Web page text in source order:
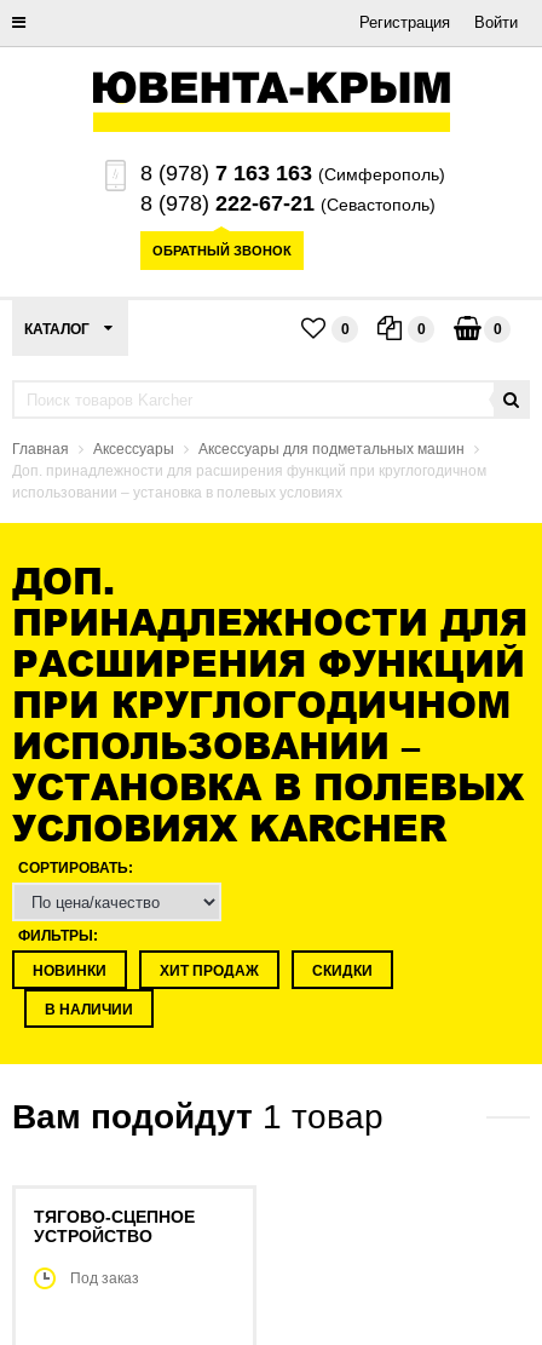
Регистрация Войти
8 (978) 7 163 163 (Симферополь)
8 (978) 222-67-21 (Севастополь)
ОБРАТНЫЙ ЗВОНОК
КАТАЛОГ 0 0 0
Главная Аксессуары
Аксессуары для подметальных машин
Доп. принадлежности для расширения функций при круглогодичном
использовании – установка в полевых условиях
ДОП.
ПРИНАДЛЕЖНОСТИ ДЛЯ
РАСШИРЕНИЯ ФУНКЦИЙ
ПРИ КРУГЛОГОДИЧНОМ
ИСПОЛЬЗОВАНИИ –
УСТАНОВКА В ПОЛЕВЫХ
УСЛОВИЯХ KARCHER
СОРТИРОВАТЬ:
ФИЛЬТРЫ:
НОВИНКИ ХИТ ПРОДАЖ СКИДКИ
В НАЛИЧИИ
Вам подойдут 1 товар
ТЯГОВО-СЦЕПНОЕ
УСТРОЙСТВО
Под заказ